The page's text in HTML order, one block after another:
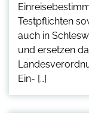
Testpflichten
auch in
und ersetzen
Ein- […]